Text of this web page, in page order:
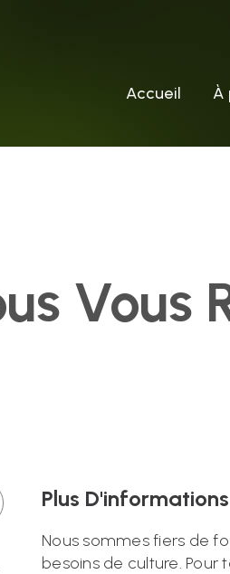
Accueil À
Vous
Plus D'informations
Nous sommes fiers de
besoins de culture.